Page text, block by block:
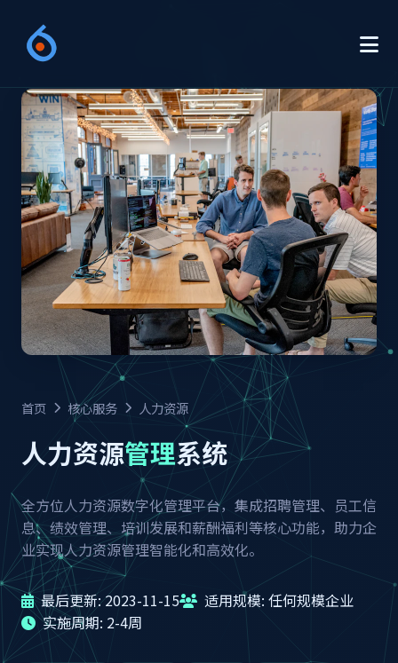
首页 核心服务 人力资源
人力资源管理系统
全方位人力资源数字化管理平台，集成招聘管理、员工信
息、绩效管理、培训发展和薪酬福利等核心功能，助力企
业实现人力资源管理智能化和高效化。
最后更新: 2023-11-15
适用规模: 任何规模企业
实施周期: 2-4周